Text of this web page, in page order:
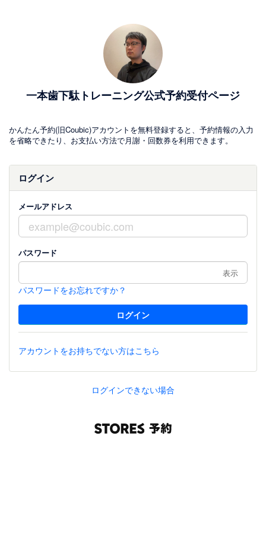
一本歯下駄トレーニング公式予約受付ページ
かんたん予約(旧Coubic)アカウントを無料登録すると、予約情報の入力
を省略できたり、お支払い方法で月謝・回数券を利用できます。
ログイン
メールアドレス
パスワード
表示
パスワードをお忘れですか？
アカウントをお持ちでない方はこちら
ログインできない場合